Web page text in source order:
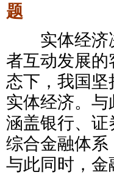
题
实体经济决
者互动发展
态下，我国
实体经济。
涵盖银行、
综合金融体
与此同时，